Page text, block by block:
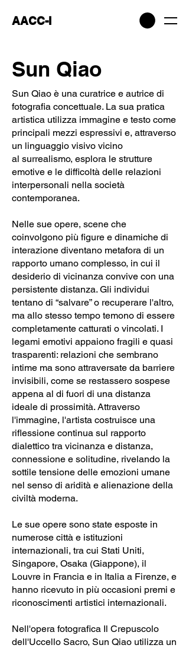
AACC-I
Sun Qiao
Sun Qiao è una curatrice e autrice di
fotografia concettuale. La sua pratica
artistica utilizza immagine e testo come
principali mezzi espressivi e, attraverso
un linguaggio visivo vicino
al surrealismo, esplora le strutture
emotive e le difficoltà delle relazioni
interpersonali nella società
contemporanea.
Nelle sue opere, scene che
coinvolgono più figure e dinamiche di
interazione diventano metafora di un
rapporto umano complesso, in cui il
desiderio di vicinanza convive con una
persistente distanza. Gli individui
tentano di “salvare” o recuperare l'altro,
ma allo stesso tempo temono di essere
completamente catturati o vincolati. I
legami emotivi appaiono fragili e quasi
trasparenti: relazioni che sembrano
intime ma sono attraversate da barriere
invisibili, come se restassero sospese
appena al di fuori di una distanza
ideale di prossimità. Attraverso
l'immagine, l'artista costruisce una
riflessione continua sul rapporto
dialettico tra vicinanza e distanza,
connessione e solitudine, rivelando la
sottile tensione delle emozioni umane
nel senso di aridità e alienazione della
civiltà moderna.
Le sue opere sono state esposte in
numerose città e istituzioni
internazionali, tra cui Stati Uniti,
Singapore, Osaka (Giappone), il
Louvre in Francia e in Italia a Firenze, e
hanno ricevuto in più occasioni premi e
riconoscimenti artistici internazionali.
Nell'opera fotografica Il Crepuscolo
dell'Uccello Sacro, Sun Qiao utilizza un